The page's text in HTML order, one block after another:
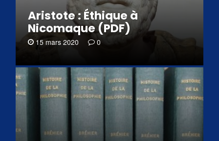
Aristote : Éthique à
Nicomaque (PDF)
15 mars 2020 0